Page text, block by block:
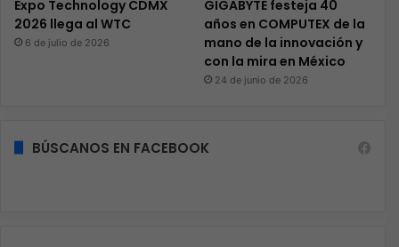
Expo Technology CDMX
2026 llega al WTC
6 de julio de 2026
GIGABYTE festeja 40
años en COMPUTEX de la
mano de la innovación y
con la mira en México
24 de junio de 2026
BÚSCANOS EN FACEBOOK